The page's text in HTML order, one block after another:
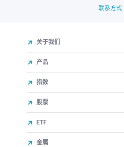
联系方式
关于我们
产品
指数
股票
ETF
金属